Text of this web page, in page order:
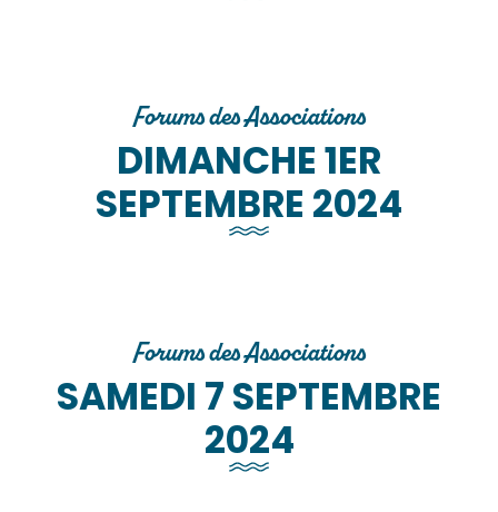
Forums des Associations
DIMANCHE 1ER
SEPTEMBRE 2024
Forums des Associations
SAMEDI 7 SEPTEMBRE
2024